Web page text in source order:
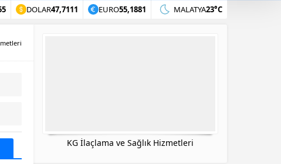
DOLAR47,7111 EURO55,1881 MALATYA23°C
KG İlaçlama ve Sağlık Hizmetleri